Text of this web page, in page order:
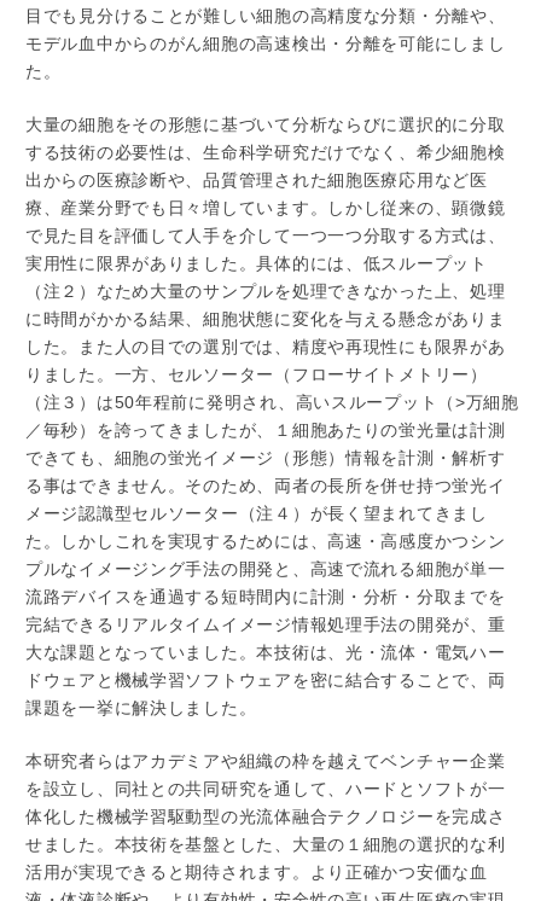
目でも見分けることが難しい細胞の高精度な分類・分離や、
モデル血中からのがん細胞の高速検出・分離を可能にしまし
た。
大量の細胞をその形態に基づいて分析ならびに選択的に分取
する技術の必要性は、生命科学研究だけでなく、希少細胞検
出からの医療診断や、品質管理された細胞医療応用など医
療、産業分野でも日々増しています。しかし従来の、顕微鏡
で見た目を評価して人手を介して一つ一つ分取する方式は、
実用性に限界がありました。具体的には、低スループット
（注２）なため大量のサンプルを処理できなかった上、処理
に時間がかかる結果、細胞状態に変化を与える懸念がありま
した。また人の目での選別では、精度や再現性にも限界があ
りました。一方、セルソーター（フローサイトメトリー）
（注３）は50年程前に発明され、高いスループット（>万細胞
／毎秒）を誇ってきましたが、１細胞あたりの蛍光量は計測
できても、細胞の蛍光イメージ（形態）情報を計測・解析す
る事はできません。そのため、両者の長所を併せ持つ蛍光イ
メージ認識型セルソーター（注４）が長く望まれてきまし
た。しかしこれを実現するためには、高速・高感度かつシン
プルなイメージング手法の開発と、高速で流れる細胞が単一
流路デバイスを通過する短時間内に計測・分析・分取までを
完結できるリアルタイムイメージ情報処理手法の開発が、重
大な課題となっていました。本技術は、光・流体・電気ハー
ドウェアと機械学習ソフトウェアを密に結合することで、両
課題を一挙に解決しました。
本研究者らはアカデミアや組織の枠を越えてベンチャー企業
を設立し、同社との共同研究を通して、ハードとソフトが一
体化した機械学習駆動型の光流体融合テクノロジーを完成さ
せました。本技術を基盤とした、大量の１細胞の選択的な利
活用が実現できると期待されます。より正確かつ安価な血